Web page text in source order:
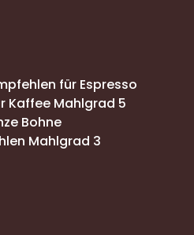
für Espresso
Kaffee Mahlgrad 5
Bohne
Mahlgrad 3